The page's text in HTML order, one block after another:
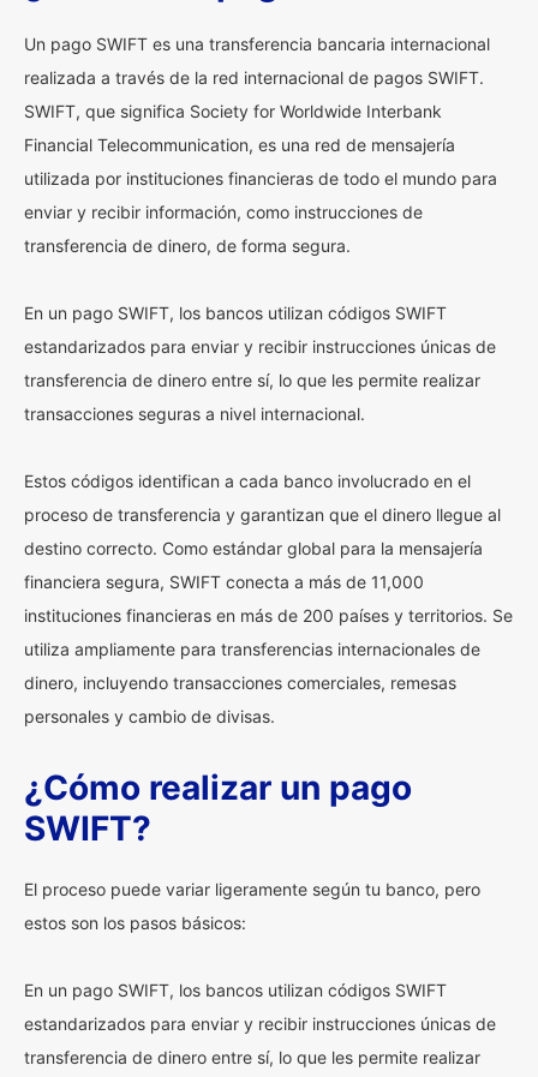
Un pago SWIFT es una transferencia bancaria internacional
realizada a través de la red internacional de pagos SWIFT.
SWIFT, que significa Society for Worldwide Interbank
Financial Telecommunication, es una red de mensajería
utilizada por instituciones financieras de todo el mundo para
enviar y recibir información, como instrucciones de
transferencia de dinero, de forma segura.
En un pago SWIFT, los bancos utilizan códigos SWIFT
estandarizados para enviar y recibir instrucciones únicas de
transferencia de dinero entre sí, lo que les permite realizar
transacciones seguras a nivel internacional.
Estos códigos identifican a cada banco involucrado en el
proceso de transferencia y garantizan que el dinero llegue al
destino correcto. Como estándar global para la mensajería
financiera segura, SWIFT conecta a más de 11,000
instituciones financieras en más de 200 países y territorios. Se
utiliza ampliamente para transferencias internacionales de
dinero, incluyendo transacciones comerciales, remesas
personales y cambio de divisas.
¿Cómo realizar un pago
SWIFT?
El proceso puede variar ligeramente según tu banco, pero
estos son los pasos básicos:
En un pago SWIFT, los bancos utilizan códigos SWIFT
estandarizados para enviar y recibir instrucciones únicas de
transferencia de dinero entre sí, lo que les permite realizar